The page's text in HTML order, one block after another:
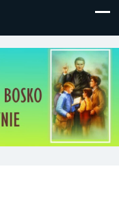
Bosko w